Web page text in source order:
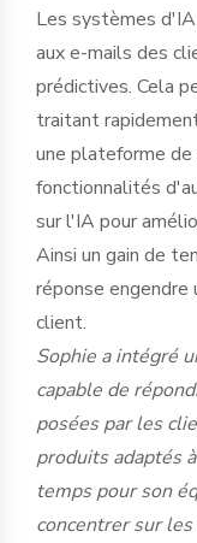
Les systèmes
aux e-mails des
prédictives. Cela
traitant
une plateforme
fonctionnalités
sur l'IA pour
Ainsi un gain de
réponse engendre
client.
Sophie a intégré
capable de
posées par les
produits adaptés
temps pour son
concentrer sur